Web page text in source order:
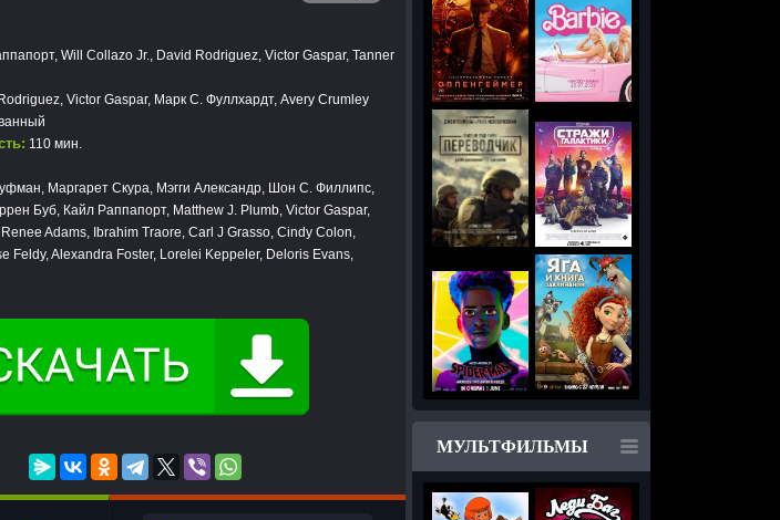
Will Collazo Jr., David Rodriguez, Victor Gaspar, Tanner
Victor Gaspar, Марк С. Фуллхардт, Avery Crumley
110 мин.
Маргарет Скура, Мэгги Александр, Шон С. Филлипс,
Буб, Кайл Раппапорт, Matthew J. Plumb, Victor Gaspar,
Adams, Ibrahim Traore, Carl J Grasso, Cindy Colon,
Feldy, Alexandra Foster, Lorelei Keppeler, Deloris Evans,
МУЛЬТФИЛЬМЫ